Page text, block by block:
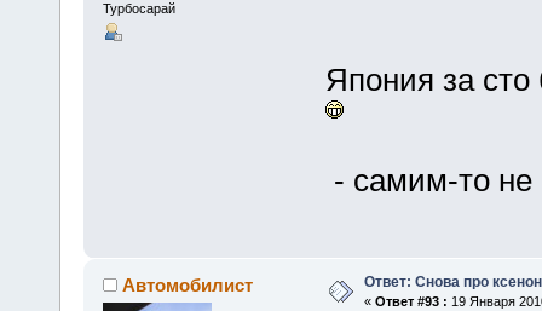
Турбосарай
Япония за сто
- самим-то
Автомобилист Ответ: Снова про ксенон
« Ответ #93 : 19 Января